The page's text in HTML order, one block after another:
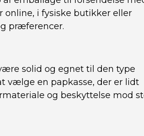
online, i fysiske butikker eller
præferencer.
solid og egnet til den type
vælge en papkasse, der er lidt
og beskyttelse mod